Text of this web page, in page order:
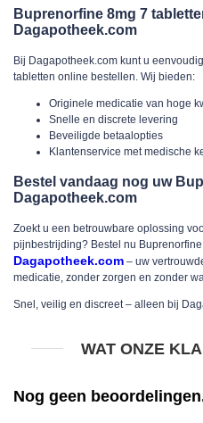
Buprenorfine 8mg 7
Dagapotheek.com
Bij Dagapotheek.com kunt u
tabletten online bestellen. Wij bieden:
Originele medicatie van hoge
Snelle en discrete levering
Beveiligde betaalopties
Klantenservice met medische
Bestel vandaag nog uw
Dagapotheek.com
Zoekt u een betrouwbare oplossing
pijnbestrijding? Bestel nu
Dagapotheek.com – uw
medicatie, zonder zorgen en zonder
Snel, veilig en discreet – alleen bij
WAT ONZE
Nog geen